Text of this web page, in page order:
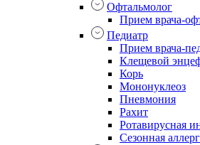
Офтальмолог
Прием врача-
Педиатр
Прием врача-
Клещевой
Корь
Мононуклеоз
Пневмония
Рахит
Ротавирусная
Сезонная